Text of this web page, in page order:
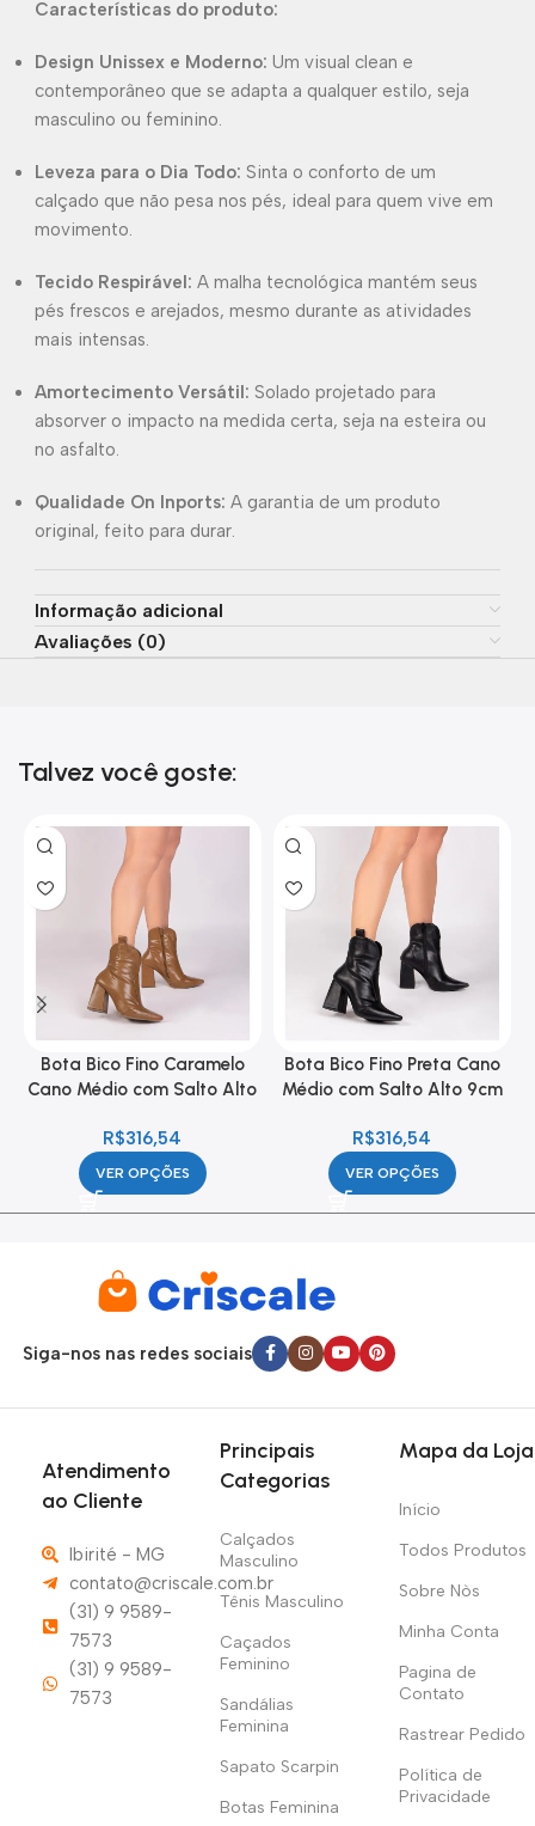
Características do produto:
Design Unissex e Moderno: Um visual clean e
contemporâneo que se adapta a qualquer estilo, seja
masculino ou feminino.
Leveza para o Dia Todo: Sinta o conforto de um
calçado que não pesa nos pés, ideal para quem vive em
movimento.
Tecido Respirável: A malha tecnológica mantém seus
pés frescos e arejados, mesmo durante as atividades
mais intensas.
Amortecimento Versátil: Solado projetado para
absorver o impacto na medida certa, seja na esteira ou
no asfalto.
Qualidade On Inports: A garantia de um produto
original, feito para durar.
Informação adicional
Avaliações (0)
Talvez você goste:
Bota Bico Fino Caramelo
Cano Médio com Salto Alto
R$316,54
VER OPÇÕES
Bota Bico Fino Preta Cano
Médio com Salto Alto 9cm
R$316,54
VER OPÇÕES
Siga-nos nas redes sociais
Atendimento
ao Cliente
Ibirité - MG
contato@criscale.com.br
(31) 9 9589-
7573
(31) 9 9589-
7573
Principais
Categorias
Calçados
Masculino
Tênis Masculino
Caçados
Feminino
Sandálias
Feminina
Sapato Scarpin
Botas Feminina
Mapa da Loja
Início
Todos Produtos
Sobre Nòs
Minha Conta
Pagina de
Contato
Rastrear Pedido
Política de
Privacidade